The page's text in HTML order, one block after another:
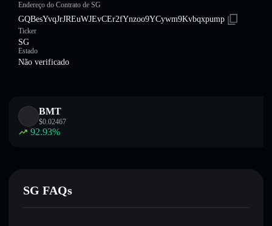
Endereço do Contrato de SG
GQBesYvqJrJREuWJEvCEr2fYnzoo9YCywm9Kvbqxpump
Ticker
SG
Estado
Não verificado
BMT
$0.02467
92.93%
SG FAQs